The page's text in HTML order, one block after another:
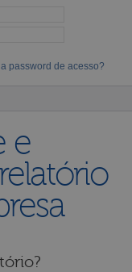
password de acesso?
e